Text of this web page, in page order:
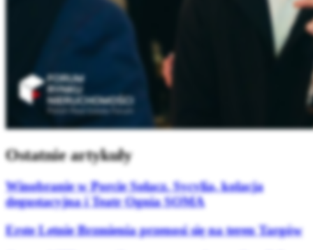
Ostatnie artykuły
Winobranie w Porcie Sołacz. Sycylia, kolacja
degustacyjna i Teatr Ognia SOMA
Erste Letnie Brzmienia przenosi się na teren Targów